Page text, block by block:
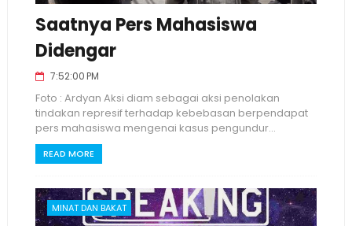
Saatnya Pers Mahasiswa
Didengar
7:52:00 PM
Foto : Ardyan Aksi diam sebagai aksi penolakan
tindakan represif terhadap kebebasan berpendapat
pers mahasiswa mengenai kasus pengundur...
READ MORE
MINAT DAN BAKAT